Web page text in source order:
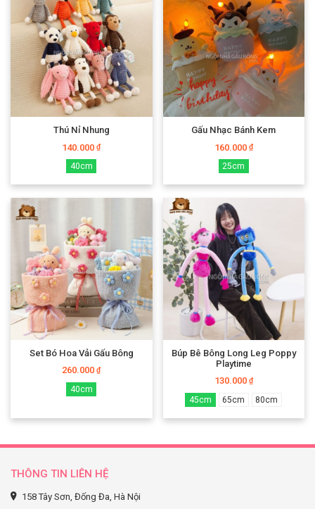
Thú Nỉ Nhung
140.000₫
40cm
Gấu Nhạc Bánh Kem
160.000 ₫
25cm
Set Bó Hoa Vải Gấu Bông
260.000₫
40cm
Búp Bê Bông Long Leg Poppy
Playtime
130.000 ₫
45cm 65cm 80cm
THÔNG TIN LIÊN HỆ
158 Tây Sơn, Đống Đa, Hà Nội